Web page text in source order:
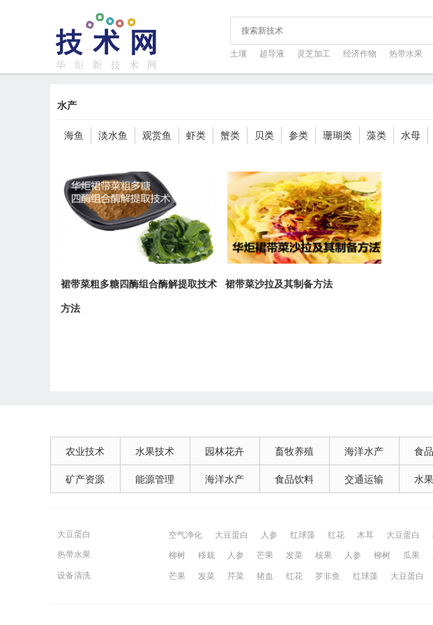
土壤 超导液 灵芝加工 经济作物 热带水果
水产
海鱼 淡水鱼 观赏鱼 虾类 蟹类 贝类 参类 珊瑚类 藻类 水母
裙带菜粗多糖四酶组合酶解提取技术
方法
裙带菜沙拉及其制备方法
农业技术 水果技术 园林花卉 畜牧养殖 海洋水产 食
矿产资源 能源管理 海洋水产 食品饮料 交通运输 水
大豆蛋白 空气净化 大豆蛋白 人参 红球藻 红花 木耳 大豆蛋白
热带水果
柳树 移栽 人参 芒果 发菜 核果 人参 柳树 瓜果
设备清洗 芒果 发菜 芹菜 猪血 红花 罗非鱼 红球藻 大豆蛋白